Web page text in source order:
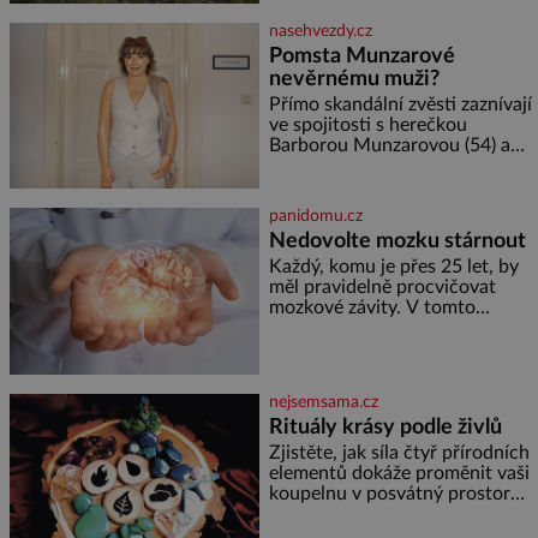
medu – zhruba jednu čajovou
lžičku. Sama o sobě se může
zdát bezvýznamná. Teprve když
se spojí s dalšími desítkami tisíc
příslušnic svého včelstva,
vznikne jeden z
nejdokonalejších organismů
nasehvezdy.cz
Pomsta Munzarové
nevěrnému muži?
Přímo skandální zvěsti zaznívají
ve spojitosti s herečkou
Barborou Munzarovou (54) a
viděna s jakýmsi sympaťákem, s
nímž se velmi družně, až d
panidomu.cz
Nedovolte mozku stárnout
Každý, komu je přes 25 let, by
měl pravidelně procvičovat
mozkové závity. V tomto
marně v paměti lovíte název
knížky, kterou jste nedávno
přečetli. Je to opravdu tak, s
věkem jako kdyby se paměť
rozhodla stávkovat. Cvičte
nejsemsama.cz
Rituály krásy podle živlů
Zjistěte, jak síla čtyř přírodních
elementů dokáže proměnit vaši
koupelnu v posvátný prostor